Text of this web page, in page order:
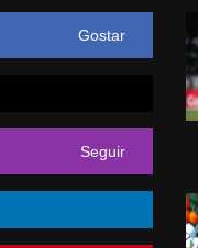
Gostar
Seguir